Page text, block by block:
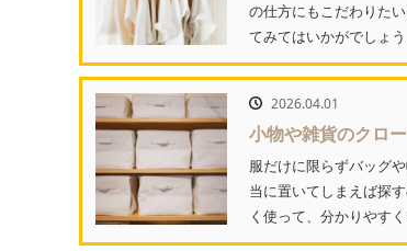
の仕方にもこだわりた
てみてはいかがでしょ
2026.04.01
小物や雑貨のクロ
服だけに限らずバッグ
当に置いてしまえば探
く使って、分かりやす